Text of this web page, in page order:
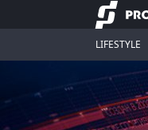
LIFESTYLE